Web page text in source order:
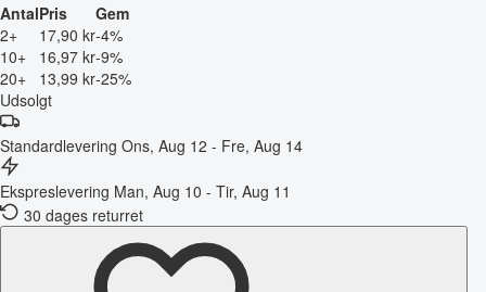
AntalPris
Gem
2+
17,90 kr-4%
10+
16,97 kr-9%
20+
13,99 kr-25%
Udsolgt
Standardlevering Ons, Aug 12 - Fre, Aug 14
Ekspreslevering Man, Aug 10 - Tir, Aug 11
30 dages returret